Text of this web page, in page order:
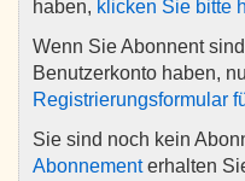
haben, klicken Sie bitte
Wenn Sie Abonnent
Benutzerkonto haben,
Registrierungsformular
Sie sind noch kein
Abonnementerhalten